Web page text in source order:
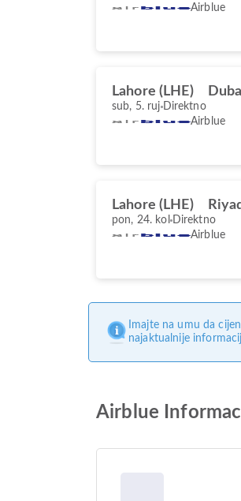
Airblue
Lahore (LHE)
sub, 5. ruj Direktno
Airblue
Lahore (LHE)
pon, 24. kol Direktno
Airblue
Imajte na umu da
najaktualnije
Airblue